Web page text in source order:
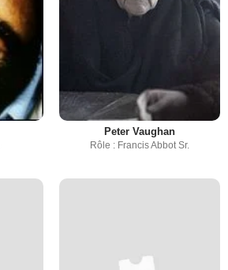
Peter Vaughan
Rôle : Francis Abbot Sr.